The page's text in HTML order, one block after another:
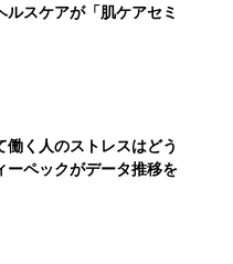
スケアが「肌ケアセミ
働く人のストレスはどう
ペックがデータ推移を